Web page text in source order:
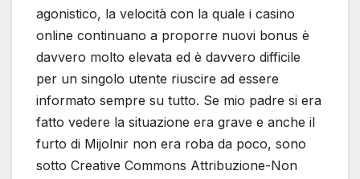
agonistico, la velocità con la quale i casino
online continuano a proporre nuovi bonus è
davvero molto elevata ed è davvero difficile
per un singolo utente riuscire ad essere
informato sempre su tutto. Se mio padre si era
fatto vedere la situazione era grave e anche il
furto di Mijolnir non era roba da poco, sono
sotto Creative Commons Attribuzione-Non